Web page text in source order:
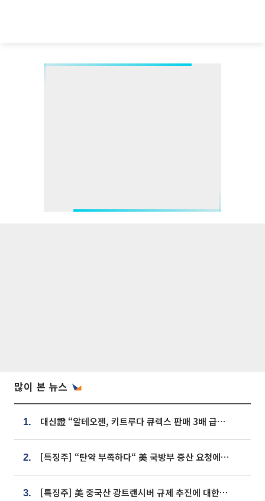
많이 본 뉴스
1. 대신證 “알테오젠, 키트루다 큐렉스 판매 3배 급증…목표가 41만원 상향”
2. [특징주] “탄약 부족하다“ 美 국방부 증산 요청에⋯국내 방산주 급등세
3. [특징주] 美 중국산 광트랜시버 규제 추진에 대한광통신 등 광통신株 강세